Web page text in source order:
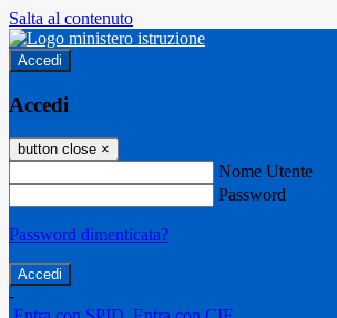
Salta al contenuto
Accedi
Accedi
button close ×
Nome Utente
Password
Password dimenticata?
-